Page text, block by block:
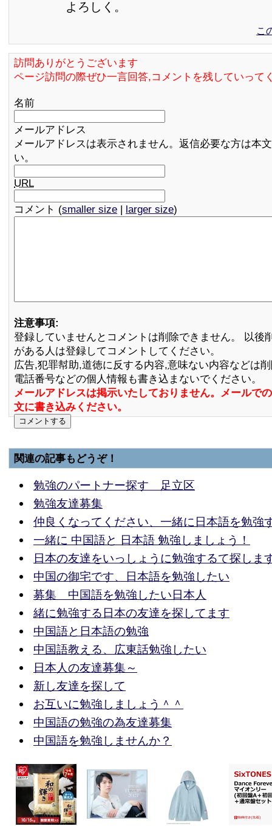
よろしく。
こ
訪問ありがとうございます
ページ訪問の際ぜひ一言回答,コメントを残していって
名前
メールアドレス
メールアドレスは表示されません。返信必要な方は本
い。
URL
コメント (smaller size | larger size)
注意事項:
登録していませんとコメントは削除できません。 以後
がある人は登録してコメントしてください。
広告,犯罪幇助,道徳に反する内容,意味ない内容などは
電話番号などの個人情報も書き込まないでください。
メールアドレスは掲示いたしておりません。メールで
文に書き込みください。
関連の記事もどうぞ！
勉強のパートナー探す 足立区
勉強友達募集
仲良くなってください、一緒に日本語を勉強
一緒に 中国語と 日本語 勉強しましょう！
日本の友達をいっしょうに勉強するて探しま
中国の御宅です、日本語を勉強したい
募集 中国語を勉強したい日本人
緒に勉強する日本の友達を探してます
中国語と日本語の勉強
中国語教える、広東話勉強したい
日本人の友達募集～
新し友達を探して
お互いに勉強しましょう＾＾
中国語の勉強の為友達募集
中国語を勉強しませんか？